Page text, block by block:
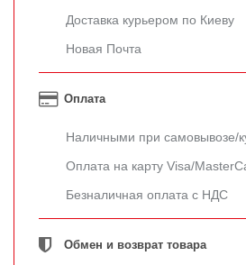
Доставка курьером по Киеву
Новая Почта
Оплата
Наличными при самовывозе/
Оплата на карту Visa/
Безналичная оплата с НДС
Обмен и возврат товара